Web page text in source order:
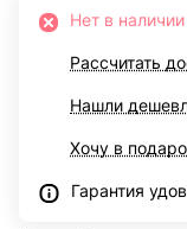
Нет в наличии
Рассчитать
Нашли
Хочу в
Гарантия